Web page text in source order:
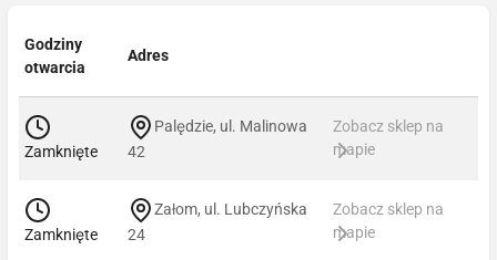
Godziny
otwarcia
Adres
Zamknięte
Palędzie, ul. Malinowa
42
Zobacz sklep na
mapie
Zamknięte
Załom, ul. Lubczyńska
24
Zobacz sklep na
mapie